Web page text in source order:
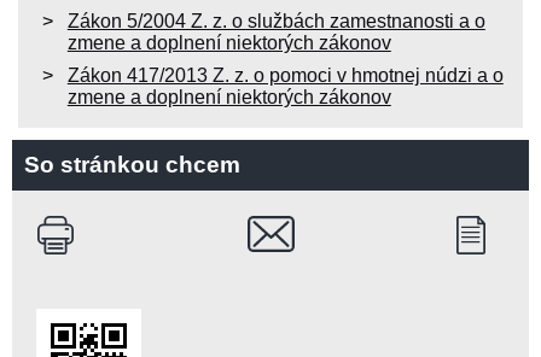
Zákon 5/2004 Z. z. o službách zamestnanosti a o
zmene a doplnení niektorých zákonov
Zákon 417/2013 Z. z. o pomoci v hmotnej núdzi a o
zmene a doplnení niektorých zákonov
So stránkou chcem